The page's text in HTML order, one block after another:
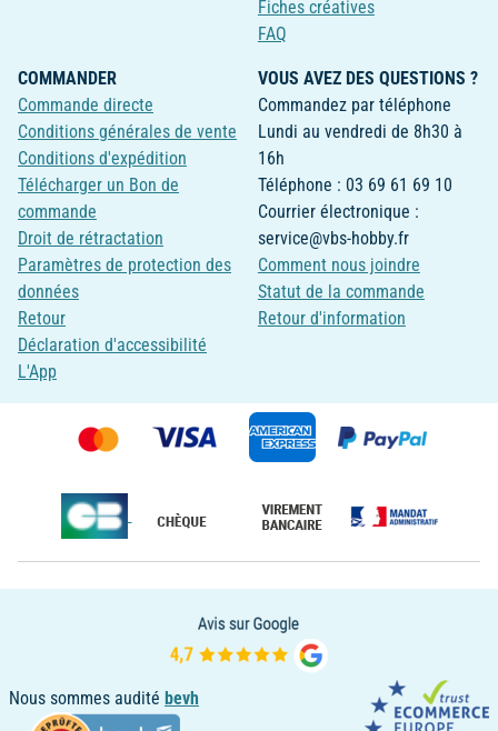
Fiches créatives
FAQ
COMMANDER
Commande directe
Conditions générales de vente
Conditions d'expédition
Télécharger un Bon de
commande
Droit de rétractation
Paramètres de protection des
données
Retour
Déclaration d'accessibilité
L'App
VOUS AVEZ DES QUESTIONS ?
Commandez par téléphone
Lundi au vendredi de 8h30 à
16h
Téléphone : 03 69 61 69 10
Courrier électronique :
service@vbs-hobby.fr
Comment nous joindre
Statut de la commande
Retour d'information
Nous sommes audité bevh